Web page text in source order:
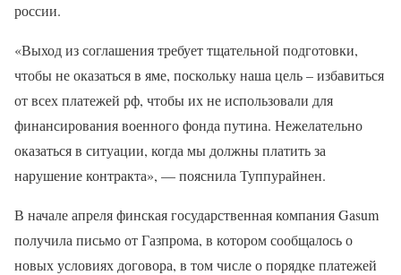
россии.
«Выход из соглашения требует тщательной подготовки,
чтобы не оказаться в яме, поскольку наша цель – избавиться
от всех платежей рф, чтобы их не использовали для
финансирования военного фонда путина. Нежелательно
оказаться в ситуации, когда мы должны платить за
нарушение контракта», — пояснила Туппурайнен.
В начале апреля финская государственная компания Gasum
получила письмо от Газпрома, в котором сообщалось о
новых условиях договора, в том числе о порядке платежей